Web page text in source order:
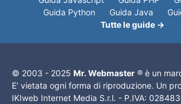
Guida Python
Guida Java
Tutte le guide →
© 2003 - 2025 Mr. Webmaster ® è un
E' vietata ogni forma di riproduzione. Un
IKIweb Internet Media S.r.l. - P.IVA: